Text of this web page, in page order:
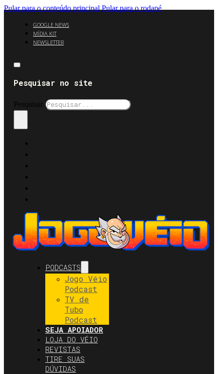
Pular para o conteúdo principal Pular para o rodapé
GOOGLE NEWS
MÍDIA KIT
NEWSLETTER
Pesquisar no site
Pesquisar
PODCASTS
Jogo Véio
Podcast
TV de
Tubo
Podcast
SEJA APOIADOR
LOJA DO VÉIO
REVISTAS
TIRE SUAS
DÚVIDAS